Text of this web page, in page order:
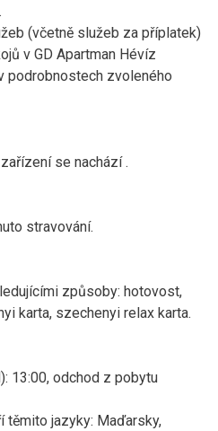
(včetně služeb za příplatek)
v GD Apartman Hévíz
podrobnostech zvoleného
se nachází.
stravování.
způsoby: hotovost,
karta, szechenyi relax karta.
13:00, odchod z pobytu
těmito jazyky: Maďarsky,